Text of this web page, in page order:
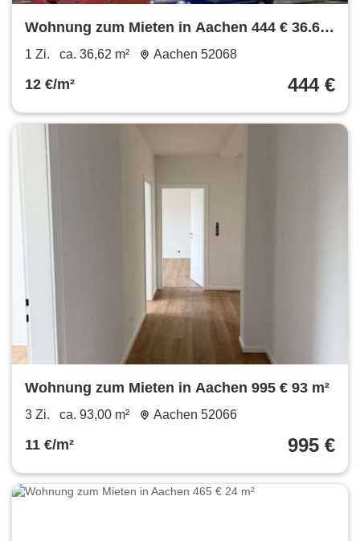
Wohnung zum Mieten in Aachen 444 € 36.62
m²
1 Zi. ca. 36,62 m² Aachen 52068
12 €/m² 444 €
Wohnung zum Mieten in Aachen 995 € 93 m²
3 Zi. ca. 93,00 m² Aachen 52066
11 €/m² 995 €